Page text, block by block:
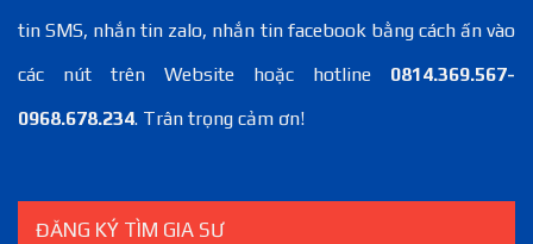
tin SMS, nhắn tin zalo, nhắn tin facebook bằng cách ấn vào
các nút trên Website hoặc hotline 0814.369.567-
0968.678.234. Trân trọng cảm ơn!
ĐĂNG KÝ TÌM GIA SƯ